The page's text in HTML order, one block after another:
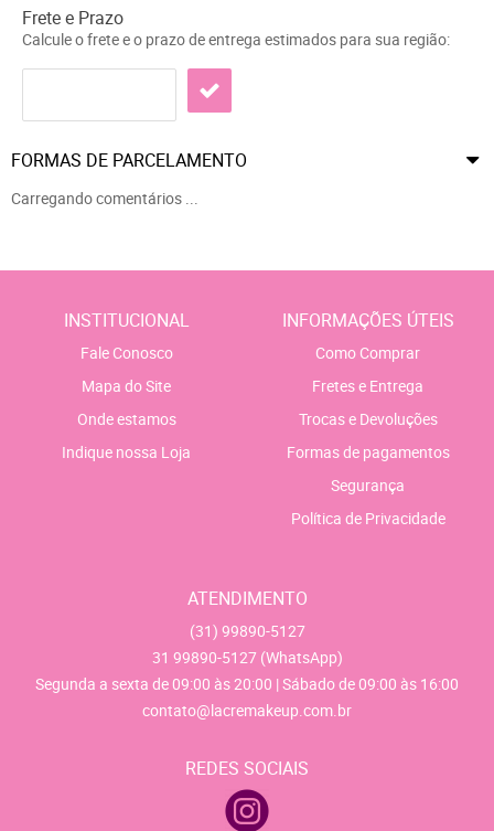
Frete e Prazo
Calcule o frete e o prazo de entrega estimados para sua região:
FORMAS DE PARCELAMENTO
Carregando comentários ...
INSTITUCIONAL
Fale Conosco
Mapa do Site
Onde estamos
Indique nossa Loja
INFORMAÇÕES ÚTEIS
Como Comprar
Fretes e Entrega
Trocas e Devoluções
Formas de pagamentos
Segurança
Política de Privacidade
ATENDIMENTO
(31) 99890-5127
31 99890-5127 (WhatsApp)
Segunda a sexta de 09:00 às 20:00 | Sábado de 09:00 às 16:00
contato@lacremakeup.com.br
REDES SOCIAIS